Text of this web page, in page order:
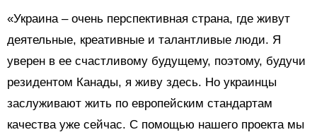
«Украина – очень перспективная страна, где живут
деятельные, креативные и талантливые люди. Я
уверен в ее счастливому будущему, поэтому, будучи
резидентом Канады, я живу здесь. Но украинцы
заслуживают жить по европейским стандартам
качества уже сейчас. С помощью нашего проекта мы